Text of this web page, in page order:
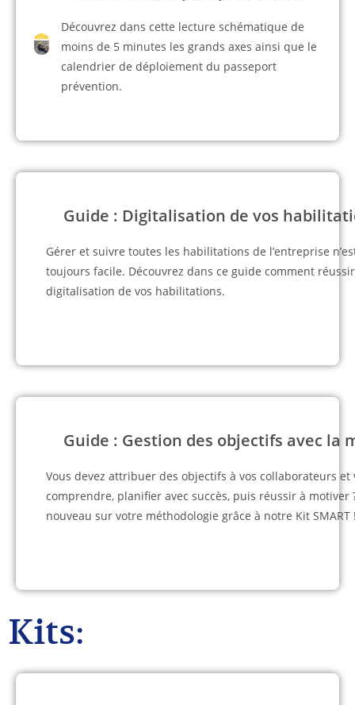
Découvrez dans cette lecture schématique de
moins de 5 minutes les grands axes ainsi que le
calendrier de déploiement du passeport
prévention.
Guide : Digitalisation de vos
Gérer et suivre toutes les habilitations de l’entreprise
toujours facile. Découvrez dans ce guide comment
digitalisation de vos habilitations.
Guide : Gestion des objectifs avec la
Vous devez attribuer des objectifs à vos collaborateurs
comprendre, planifier avec succès, puis réussir à motiver
nouveau sur votre méthodologie grâce à notre Kit SMART
Kits: